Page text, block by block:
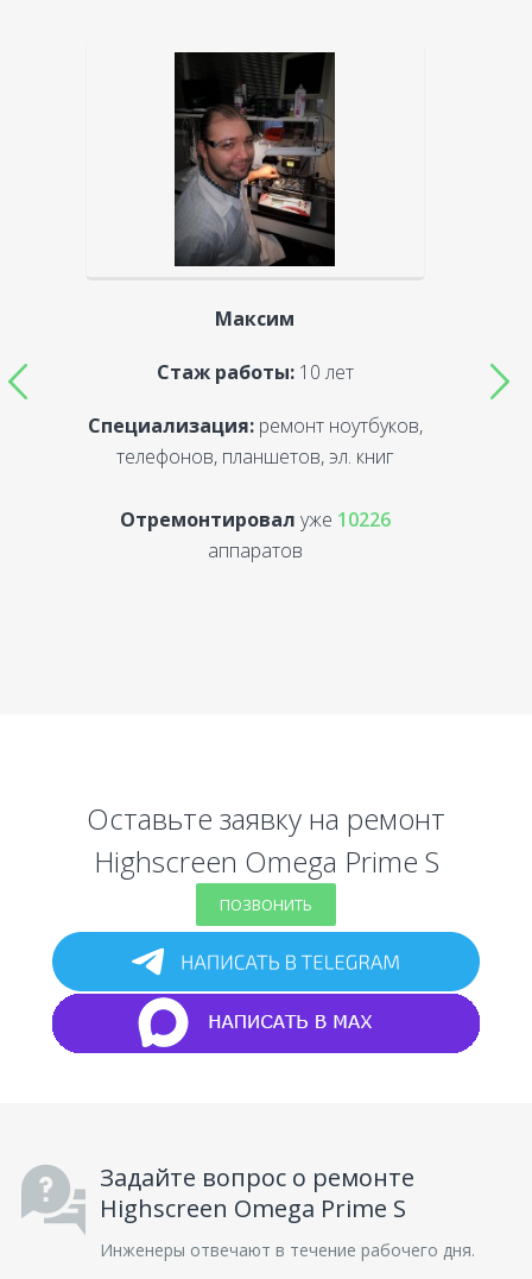
Максим
Стаж работы:10 лет
Специализация:ремонт ноутбуков,
телефонов, планшетов, эл. книг
Отремонтировал уже 10226
аппаратов
Оставьте заявку на ремонт
Highscreen Omega Prime S
ПОЗВОНИТЬ
Задайте вопрос о ремонте
Highscreen Omega Prime S
Инженеры отвечают в течение рабочего дня.